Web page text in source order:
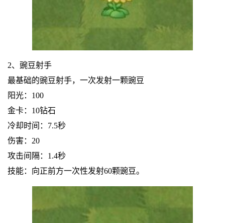
2、豌豆射手
最基础的豌豆射手，一次发射一颗豌豆
阳光：100
金卡：10钻石
冷却时间：7.5秒
伤害：20
攻击间隔：1.4秒
技能：向正前方一次性发射60颗豌豆。